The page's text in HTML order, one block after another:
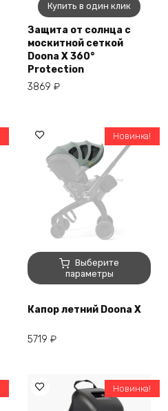
Купить в один клик
Защита от солнца c
москитной сеткой
Doona X 360°
Protection
3869 ₽
Выберите
параметры
Этот
товар
имеет
несколько
вариаций.
странице
товара.
Новинка!
Капор летний Doona X
5719 ₽
Новинка!